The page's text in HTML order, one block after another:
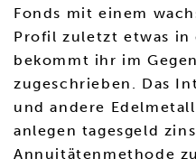
Fonds mit einem
Profil zuletzt etwas in
bekommt ihr im
zugeschrieben. Das
und andere
anlegen tagesgeld
Annuitätenmethode